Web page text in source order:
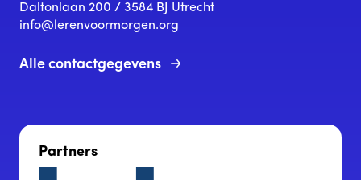
Daltonlaan 200 / 3584 BJ Utrecht
info@lerenvoormorgen.org
Alle contactgegevens
Partners